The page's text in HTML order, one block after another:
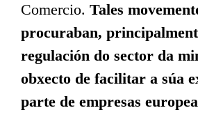
Comercio. Tales
procuraban,
regulación do sector da
obxecto de facilitar a súa
parte de empresas